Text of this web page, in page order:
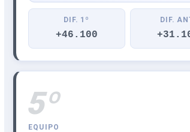
DIF. 1º
+46.100
DIF.
5º
EQUIPO